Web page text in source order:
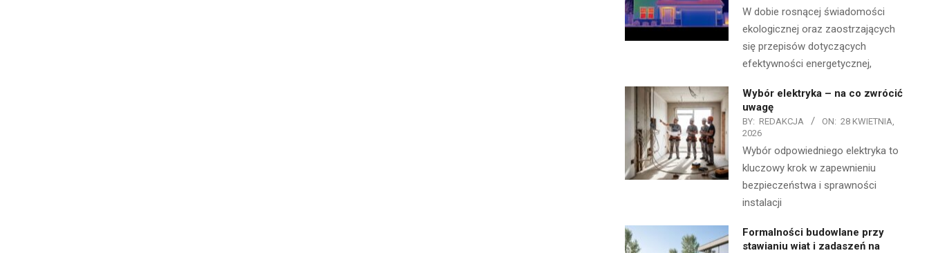
W dobie rosnącej świadomości
ekologicznej oraz zaostrzających
się przepisów dotyczących
efektywności energetycznej,
Wybór elektryka – na co zwrócić
uwagę
BY: REDAKCJA ON: 28 KWIETNIA,
2026
Wybór odpowiedniego elektryka to
kluczowy krok w zapewnieniu
bezpieczeństwa i sprawności
instalacji
Formalności budowlane przy
stawianiu wiat i zadaszeń na